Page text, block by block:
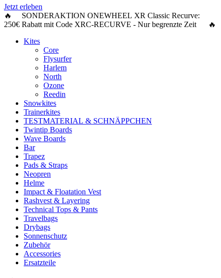
Jetzt erleben
🔥 SONDERAKTION ONEWHEEL XR Classic Recurve:
250€ Rabattmit Code XRC-RECURVE - Nur begrenzte Zeit 🔥
Kites
Core
Flysurfer
Harlem
North
Ozone
Reedin
Snowkites
Trainerkites
TESTMATERIAL & SCHNÄPPCHEN
Twintip Boards
Wave Boards
Bar
Trapez
Pads & Straps
Neopren
Helme
Impact & Floatation Vest
Rashvest & Layering
Technical Tops & Pants
Travelbags
Drybags
Sonnenschutz
Zubehör
Accessories
Ersatzteile